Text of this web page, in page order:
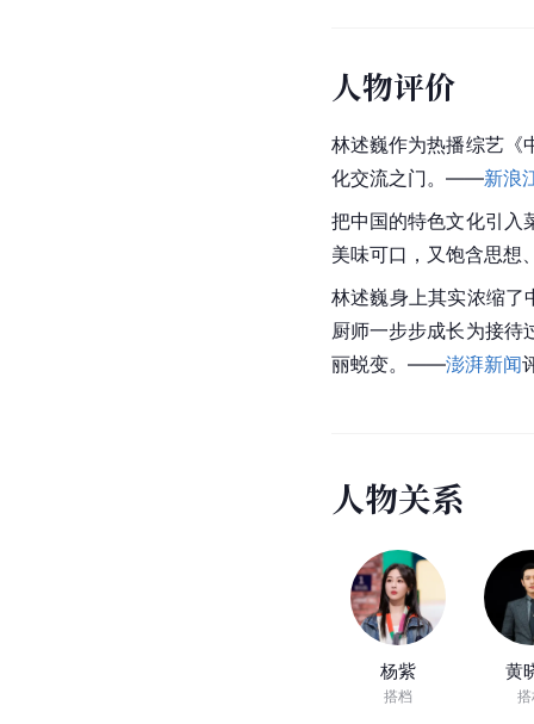
人物评价
林述巍作为热播综艺《
化交流之门。——新浪
把中国的特色文化引入
美味可口，又饱含思
林述巍身上其实浓缩
厨师一步步成长为接待
丽蜕变。——澎湃新闻
人物关系
杨紫
搭档
黄